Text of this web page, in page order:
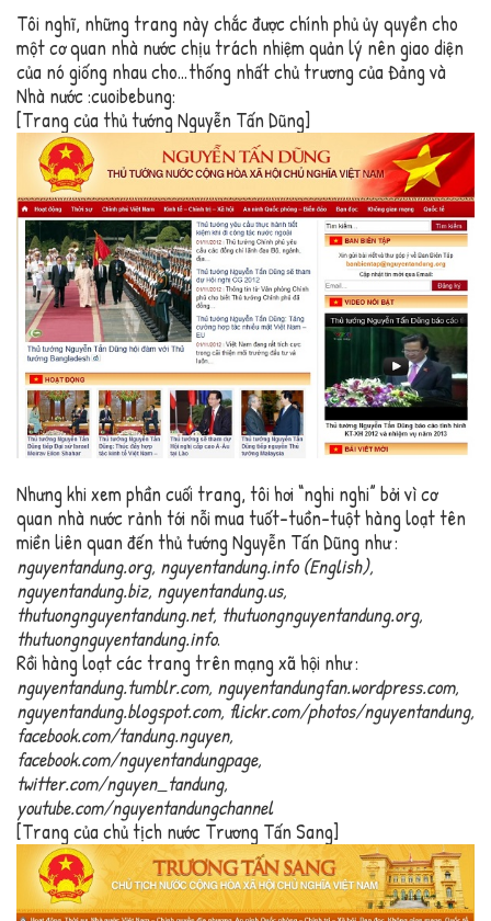
Tôi nghĩ, những trang này chắc được chính phủ ủy quyền cho
một cơ quan nhà nước chịu trách nhiệm quản lý nên giao diện
của nó giống nhau cho…thống nhất chủ trương của Đảng và
Nhà nước :cuoibebung:
[Trang của thủ tướng Nguyễn Tấn Dũng]
Nhưng khi xem phần cuối trang, tôi hơi “nghi nghi” bởi vì cơ
quan nhà nước rảnh tới nỗi mua tuốt-tuồn-tuột hàng loạt tên
miền liên quan đến thủ tướng Nguyễn Tấn Dũng như :
nguyentandung.org, nguyentandung.info (English),
nguyentandung.biz, nguyentandung.us,
thutuongnguyentandung.net, thutuongnguyentandung.org,
thutuongnguyentandung.info.
Rồi hàng loạt các trang trên mạng xã hội như :
nguyentandung.tumblr.com, nguyentandungfan.wordpress.com,
nguyentandung.blogspot.com, flickr.com/photos/nguyentandung,
facebook.com/tandung.nguyen,
facebook.com/nguyentandungpage,
twitter.com/nguyen_tandung,
youtube.com/nguyentandungchannel
[Trang của chủ tịch nước Trương Tấn Sang]